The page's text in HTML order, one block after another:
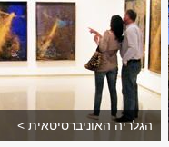
הגלריה האוניברסיטאית >